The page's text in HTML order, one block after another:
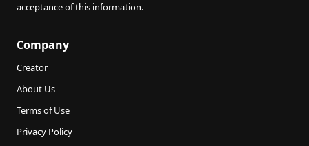
acceptance of this information.
Company
Creator
About Us
Terms of Use
Privacy Policy